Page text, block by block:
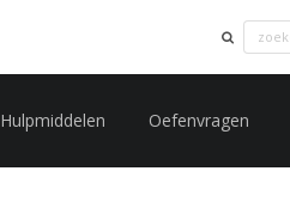
Hulpmiddelen Oefenvragen